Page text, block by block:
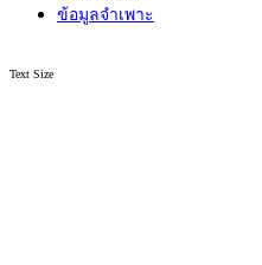
ข้อมูลจำเพาะ
Text Size